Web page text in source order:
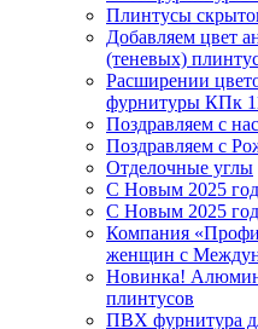
Плинтусы
Добавляем цвет
(теневых)
Расширении
фурнитуры КПк
Поздравляем с
Поздравляем с
Отделочные углы
С Новым 2025
С Новым 2025
Компания
женщин с
Новинка!
плинтусов
ПВХ фурнитура